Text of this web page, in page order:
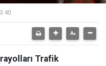
Trafik